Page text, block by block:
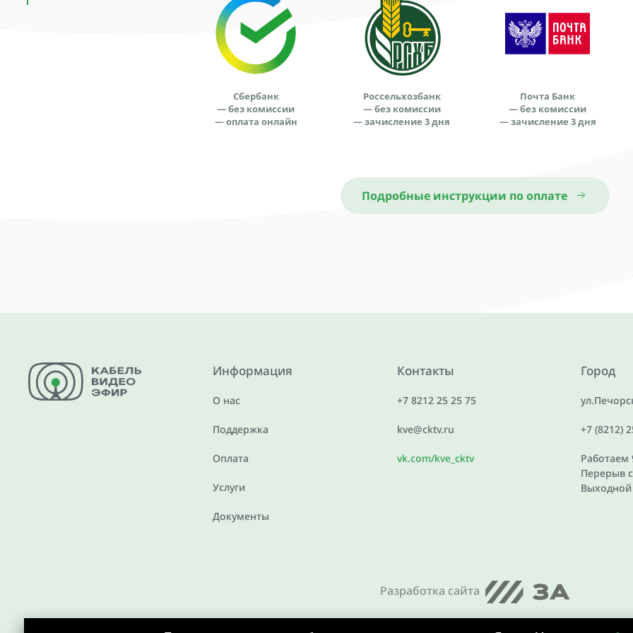
Сбербанк
— без комиссии
— оплата онлайн
Россельхозбанк
— без комиссии
— зачисление 3 дня
Почта Банк
— без комиссии
— зачисление 3 дня
Подробные инструкции по оплате
Информация
О нас
Поддержка
Оплата
Услуги
Документы
Контакты
+7 8212 25 25 75
kve@cktv.ru
vk.com/kve_cktv
Город
+7 (8212)
Работаем
Перерыв
Выходной
Разработка сайта